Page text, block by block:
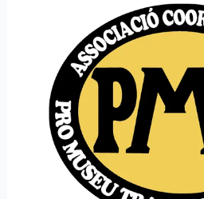
«Decidim
Barcelona»